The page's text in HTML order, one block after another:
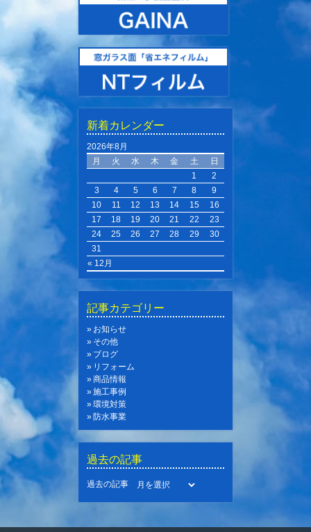
新着カレンダー
2026年8月
月
火 水 木 金 土 日
« 12月
1
2
3
4 5 6 7 8
9
10
11 12 13 14 15
16
17
18 19 20 21 22
23
24
25 26 27 28 29
30
31
記事カテゴリー
お知らせ
その他
ブログ
リフォーム
商品情報
施工事例
環境対策
防水事業
過去の記事
過去の記事